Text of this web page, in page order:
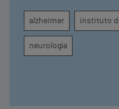
seguimiento clínico
alzheimer instituto
neurología